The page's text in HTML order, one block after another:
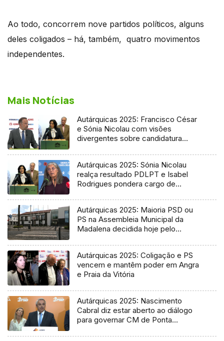
Ao todo, concorrem nove partidos políticos, alguns
deles coligados – há, também, quatro movimentos
independentes.
Mais Notícias
Autárquicas 2025: Francisco César
e Sónia Nicolau com visões
divergentes sobre candidatura
Autárquicas 2025: Sónia Nicolau
realça resultado PDLPT e Isabel
Rodrigues pondera cargo de
Autárquicas 2025: Maioria PSD ou
PS na Assembleia Municipal da
Madalena decidida hoje pelo
Autárquicas 2025: Coligação e PS
vencem e mantêm poder em Angra
e Praia da Vitória
Autárquicas 2025: Nascimento
Cabral diz estar aberto ao diálogo
para governar CM de Ponta